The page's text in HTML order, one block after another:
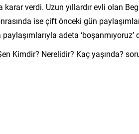
verdi. Uzun yıllardır evli olan
ise çift önceki gün
adeta ‘boşanmıyoruz’
Kimdir? Nerelidir? Kaç yaşında?